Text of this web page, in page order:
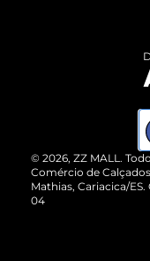
ZZ MALL é
Cartão Presente
Vendas
Devolução do
Compre pelo
© 2026, ZZ MALL.
Comércio de
Mathias, Cariacica/ES.
04